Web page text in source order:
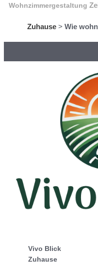
Wohnzimmergestaltung
Zuhause > Wie
Vivo Blick
Zuhause